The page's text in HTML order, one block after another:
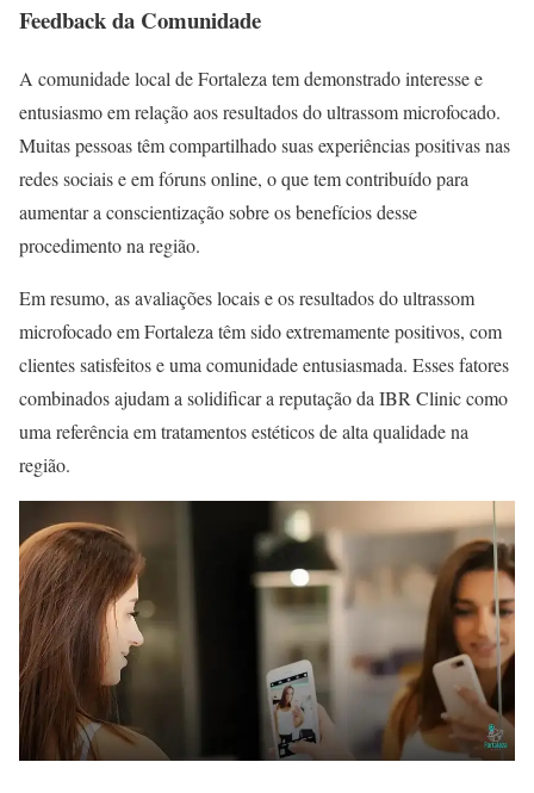
Feedback da Comunidade
A comunidade local de Fortaleza tem demonstrado interesse e
entusiasmo em relação aos resultados do ultrassom microfocado.
Muitas pessoas têm compartilhado suas experiências positivas nas
redes sociais e em fóruns online, o que tem contribuído para
aumentar a conscientização sobre os benefícios desse
procedimento na região.
Em resumo, as avaliações locais e os resultados do ultrassom
microfocado em Fortaleza têm sido extremamente positivos, com
clientes satisfeitos e uma comunidade entusiasmada. Esses fatores
combinados ajudam a solidificar a reputação da IBR Clinic como
uma referência em tratamentos estéticos de alta qualidade na
região.